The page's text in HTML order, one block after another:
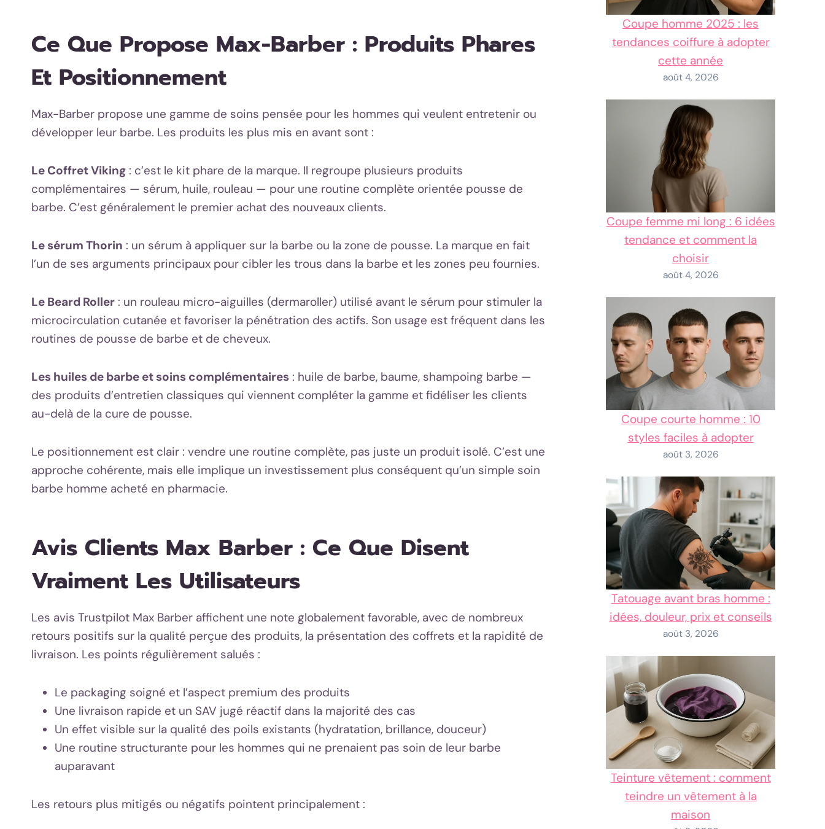
Ce Que Propose Max-Barber : Produits Phares
Et Positionnement
Max-Barber propose une gamme de soins pensée pour les hommes qui veulent entretenir ou
développer leur barbe. Les produits les plus mis en avant sont :
Le Coffret Viking : c’est le kit phare de la marque. Il regroupe plusieurs produits
complémentaires — sérum, huile, rouleau — pour une routine complète orientée pousse de
barbe. C’est généralement le premier achat des nouveaux clients.
Le sérum Thorin : un sérum à appliquer sur la barbe ou la zone de pousse. La marque en fait
l’un de ses arguments principaux pour cibler les trous dans la barbe et les zones peu fournies.
Le Beard Roller : un rouleau micro-aiguilles (dermaroller) utilisé avant le sérum pour stimuler la
microcirculation cutanée et favoriser la pénétration des actifs. Son usage est fréquent dans les
routines de pousse de barbe et de cheveux.
Les huiles de barbe et soins complémentaires : huile de barbe, baume, shampoing barbe —
des produits d’entretien classiques qui viennent compléter la gamme et fidéliser les clients
au-delà de la cure de pousse.
Le positionnement est clair : vendre une routine complète, pas juste un produit isolé. C’est une
approche cohérente, mais elle implique un investissement plus conséquent qu’un simple soin
barbe homme acheté en pharmacie.
Avis Clients Max Barber : Ce Que Disent
Vraiment Les Utilisateurs
Les avis Trustpilot Max Barber affichent une note globalement favorable, avec de nombreux
retours positifs sur la qualité perçue des produits, la présentation des coffrets et la rapidité de
livraison. Les points régulièrement salués :
Le packaging soigné et l’aspect premium des produits
Une livraison rapide et un SAV jugé réactif dans la majorité des cas
Un effet visible sur la qualité des poils existants (hydratation, brillance, douceur)
Une routine structurante pour les hommes qui ne prenaient pas soin de leur barbe
auparavant
Les retours plus mitigés ou négatifs pointent principalement :
Coupe homme 2025 : les
tendances coiffure à adopter
cette année
août 4, 2026
Coupe femme mi long : 6 idées
tendance et comment la
choisir
août 4, 2026
Coupe courte homme : 10
styles faciles à adopter
août 3, 2026
Tatouage avant bras homme :
idées, douleur, prix et conseils
août 3, 2026
Teinture vêtement : comment
teindre un vêtement à la
maison